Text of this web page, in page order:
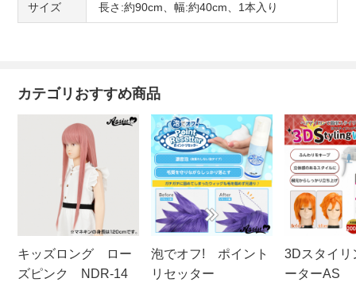
サイズ 長さ:約90cm、幅:約40cm、1本入り
カテゴリおすすめ商品
キッズロング ロー
ズピンク NDR-14
泡でオフ! ポイント
リセッター
3Dスタイリ
ーターAS